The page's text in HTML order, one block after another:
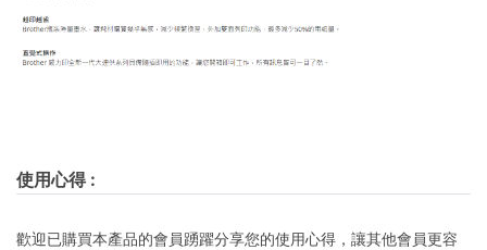
使用心得:
歡迎已購買本產品的會員踴躍分享您的使用心得，讓其他會員更容